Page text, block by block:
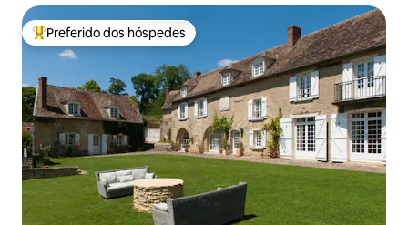
Entre os melhores preferidos dos hóspedes
Preferido dos hóspedes